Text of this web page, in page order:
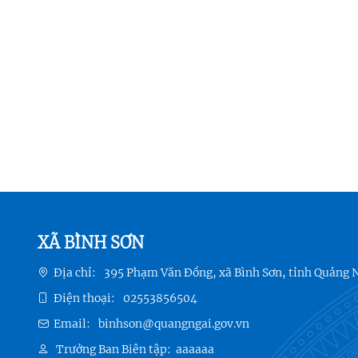
XÃ BÌNH SƠN
Địa chỉ:
395 Phạm Văn Đồng, xã Bình Sơn, tỉnh Quảng
Điện thoại:
02553856504
Email:
binhson@quangngai.gov.vn
Trưởng Ban Biên tập: aaaaaa